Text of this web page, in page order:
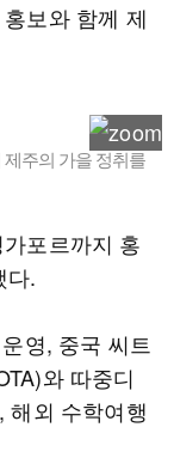
보와 함께 제
주의 가을 정취를
포르까지 홍
다.
영, 중국 씨트
와 따중디
해외 수학여행